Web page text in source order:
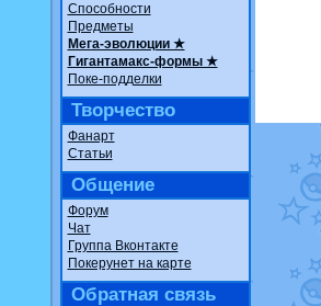
Способности
Предметы
Мега-эволюции ★
Гигантамакс-формы ★
Поке-подделки
Творчество
Фанарт
Статьи
Общение
Форум
Чат
Группа Вконтакте
Покерунет на карте
Обратная связь